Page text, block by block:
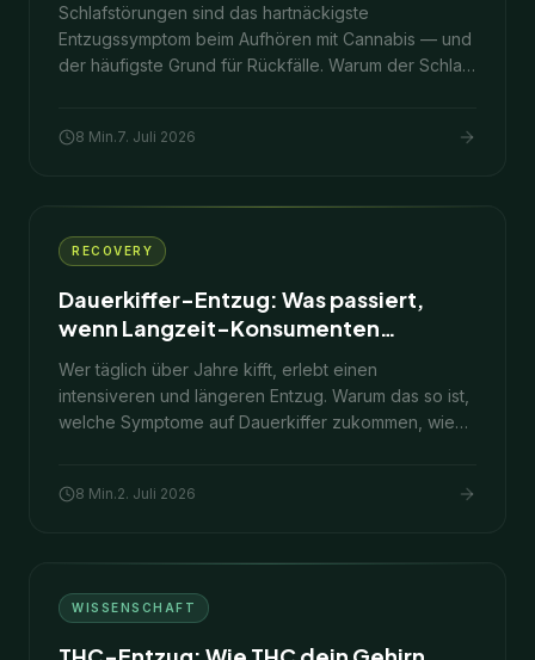
Schlafstörungen sind das hartnäckigste
Entzugssymptom beim Aufhören mit Cannabis — und
der häufigste Grund für Rückfälle. Warum der Schlaf
8 Min.7. Juli 2026
RECOVERY
Dauerkiffer-Entzug: Was passiert,
wenn Langzeit-Konsumenten
aufhören
Wer täglich über Jahre kifft, erlebt einen
intensiveren und längeren Entzug. Warum das so ist,
welche Symptome auf Dauerkiffer zukommen, wie
8 Min.2. Juli 2026
WISSENSCHAFT